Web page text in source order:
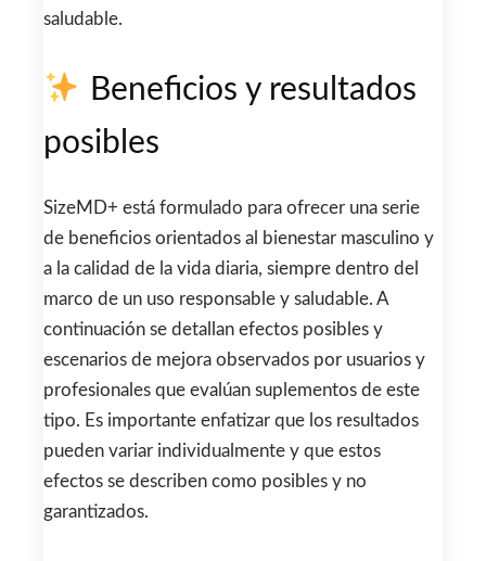
saludable.
Beneficios y resultados
posibles
SizeMD+ está formulado para ofrecer una serie
de beneficios orientados al bienestar masculino y
a la calidad de la vida diaria, siempre dentro del
marco de un uso responsable y saludable. A
continuación se detallan efectos posibles y
escenarios de mejora observados por usuarios y
profesionales que evalúan suplementos de este
tipo. Es importante enfatizar que los resultados
pueden variar individualmente y que estos
efectos se describen como posibles y no
garantizados.